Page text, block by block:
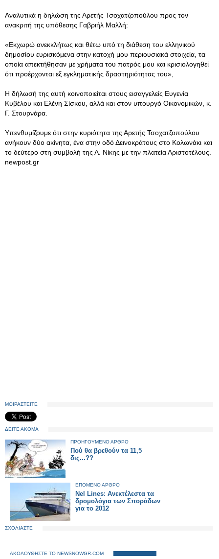
Αναλυτικά η δηλώση της Αρετής Τσοχατζοπούλου προς τον
ανακριτή της υπόθεσης Γαβριήλ Μαλλή:
«Εκχωρώ ανεκκλήτως και θέτω υπό τη διάθεση του ελληνικού
δημοσίου ευρισκόμενα στην κατοχή μου περιουσιακά στοιχεία, τα
οποία απεκτήθησαν με χρήματα του πατρός μου και κρισιολογηθεί
ότι προέρχονται εξ εγκληματικής δραστηριότητας του»,
Η δήλωσή της αυτή κοινοποιείται στους εισαγγελείς Ευγενία
Κυβέλου και Ελένη Σίσκου, αλλά και στον υπουργό Οικονομικών, κ.
Γ. Στουρνάρα.
Υπενθυμίζουμε ότι στην κυριότητα της Αρετής Τσοχατζοπούλου
ανήκουν δύο ακίνητα, ένα στην οδό Δεινοκράτους στο Κολωνάκι και
το δεύτερο στη συμβολή της Λ. Νίκης με την πλατεία Αριστοτέλους.
newpost.gr
ΜΟΙΡΑΣΤΕΙΤΕ
ΔΕΙΤΕ ΑΚΟΜΑ
ΠΡΟΗΓΟΥΜΕΝΟ ΑΡΘΡΟ
Πού θα βρεθούν τα 11,5
δις...??
ΕΠΟΜΕΝΟ ΑΡΘΡΟ
Nel Lines: Ανεκτέλεστα τα
δρομολόγια των Σποράδων
για το 2012
ΣΧΟΛΙΑΣΤΕ
ΑΚΟΛΟΥΘΗΣΤΕ ΤΟ NEWSNOWGR.COM